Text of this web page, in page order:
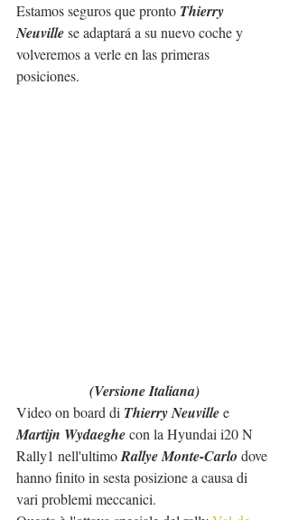
Estamos seguros que pronto Thierry
Neuville se adaptará a su nuevo coche y
volveremos a verle en las primeras
posiciones.
(Versione Italiana)
Video on board di Thierry Neuville e
Martijn Wydaeghe con la Hyundai i20 N
Rally1 nell'ultimo Rallye Monte-Carlo dove
hanno finito in sesta posizione a causa di
vari problemi meccanici.